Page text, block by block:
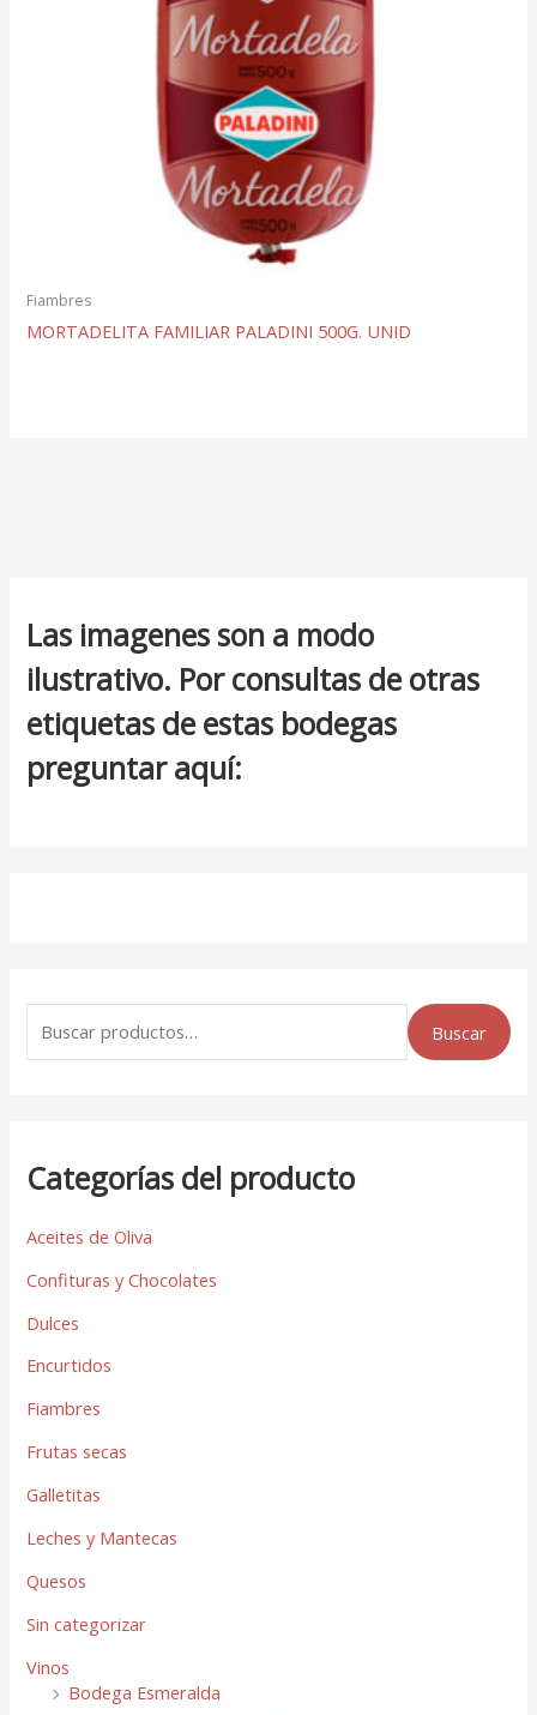
Las imagenes son a modo
ilustrativo. Por consultas de otras
etiquetas de estas bodegas
preguntar aquí:
Buscar
Categorías del producto
Aceites de Oliva
Confituras y Chocolates
Dulces
Encurtidos
Fiambres
Frutas secas
Galletitas
Leches y Mantecas
Quesos
Sin categorizar
Vinos
Bodega Esmeralda
Fiambres
MORTADELITA FAMILIAR PALADINI 500G. UNID